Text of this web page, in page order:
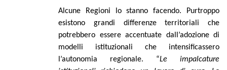
Alcune Regioni lo stanno facendo. Purtroppo
esistono grandi differenze territoriali che
potrebbero essere accentuate dall’adozione di
modelli istituzionali che intensificassero
l’autonomia regionale. “Le impalcature